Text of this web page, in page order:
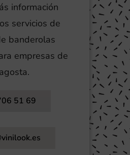
información
servicios de
banderolas
empresas de
51 69